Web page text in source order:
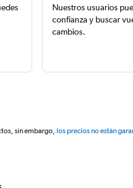
Nuestros usuarios
confianza y buscar
cambios.
sin embargo, los precios no están